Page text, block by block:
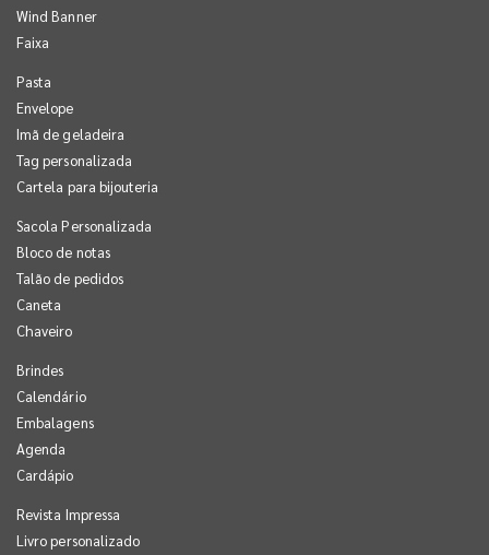
Wind Banner
Faixa
Pasta
Envelope
Imã de geladeira
Tag personalizada
Cartela para bijouteria
Sacola Personalizada
Bloco de notas
Talão de pedidos
Caneta
Chaveiro
Brindes
Calendário
Embalagens
Agenda
Cardápio
Revista Impressa
Livro personalizado